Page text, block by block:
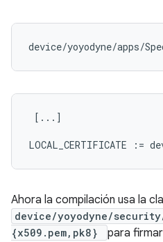
[...]
Ahora la compilación usa la
device/yoyodyne/
{x509.pem,pk8}
para